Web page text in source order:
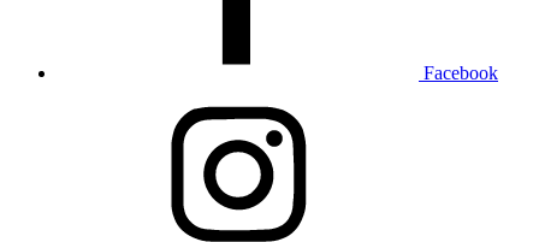
Facebook